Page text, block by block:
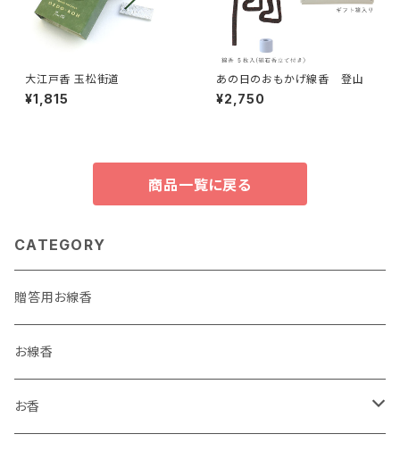
大江戸香 玉松街道
¥1,815
あの日のおもかげ線香 登山
¥2,750
商品一覧に戻る
CATEGORY
贈答用お線香
お線香
お香